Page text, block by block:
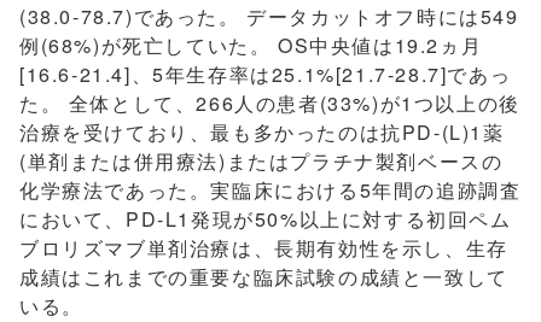
(38.0-78.7)であった。 データカットオフ時には549
例(68%)が死亡していた。 OS中央値は19.2ヵ月
[16.6-21.4]、5年生存率は25.1%[21.7-28.7]であっ
た。 全体として、266人の患者(33%)が1つ以上の後
治療を受けており、最も多かったのは抗PD-(L)1薬
(単剤または併用療法)またはプラチナ製剤ベースの
化学療法であった。実臨床における5年間の追跡調査
において、PD-L1発現が50%以上に対する初回ペム
ブロリズマブ単剤治療は、長期有効性を示し、生存
成績はこれまでの重要な臨床試験の成績と一致して
いる。